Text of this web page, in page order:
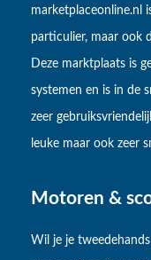
marketplaceonline.nl
particulier, maar ook
Deze marktplaats is
systemen en is in de
zeer
leuke maar ook zeer
Motoren &
Wil je je